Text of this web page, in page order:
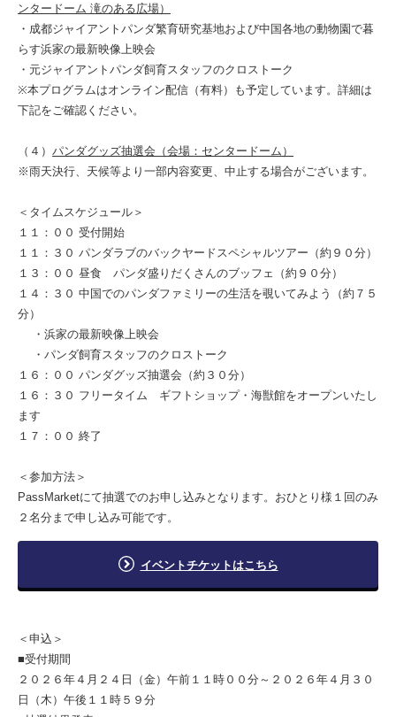
ンタードーム 滝のある広場）
・成都ジャイアントパンダ繁育研究基地および中国各地の動物園で暮
らす浜家の最新映像上映会
・元ジャイアントパンダ飼育スタッフのクロストーク
※本プログラムはオンライン配信（有料）も予定しています。詳細は
下記をご確認ください。
（４） パンダグッズ抽選会（会場：センタードーム）
※雨天決行、天候等より一部内容変更、中止する場合がございます。
＜タイムスケジュール＞
１１：００ 受付開始
１１：３０ パンダラブのバックヤードスペシャルツアー（約９０分）
１３：００ 昼食 パンダ盛りだくさんのブッフェ（約９０分）
１４：３０ 中国でのパンダファミリーの生活を覗いてみよう（約７５
分）
・浜家の最新映像上映会
・パンダ飼育スタッフのクロストーク
１６：００ パンダグッズ抽選会（約３０分）
１６：３０ フリータイム ギフトショップ・海獣館をオープンいたし
ます
１７：００ 終了
＜参加方法＞
PassMarketにて抽選でのお申し込みとなります。おひとり様１回のみ
２名分まで申し込み可能です。
イベントチケットはこちら
＜申込＞
■受付期間
２０２６年４月２４日（金）午前１１時００分～２０２６年４月３０
日（木）午後１１時５９分